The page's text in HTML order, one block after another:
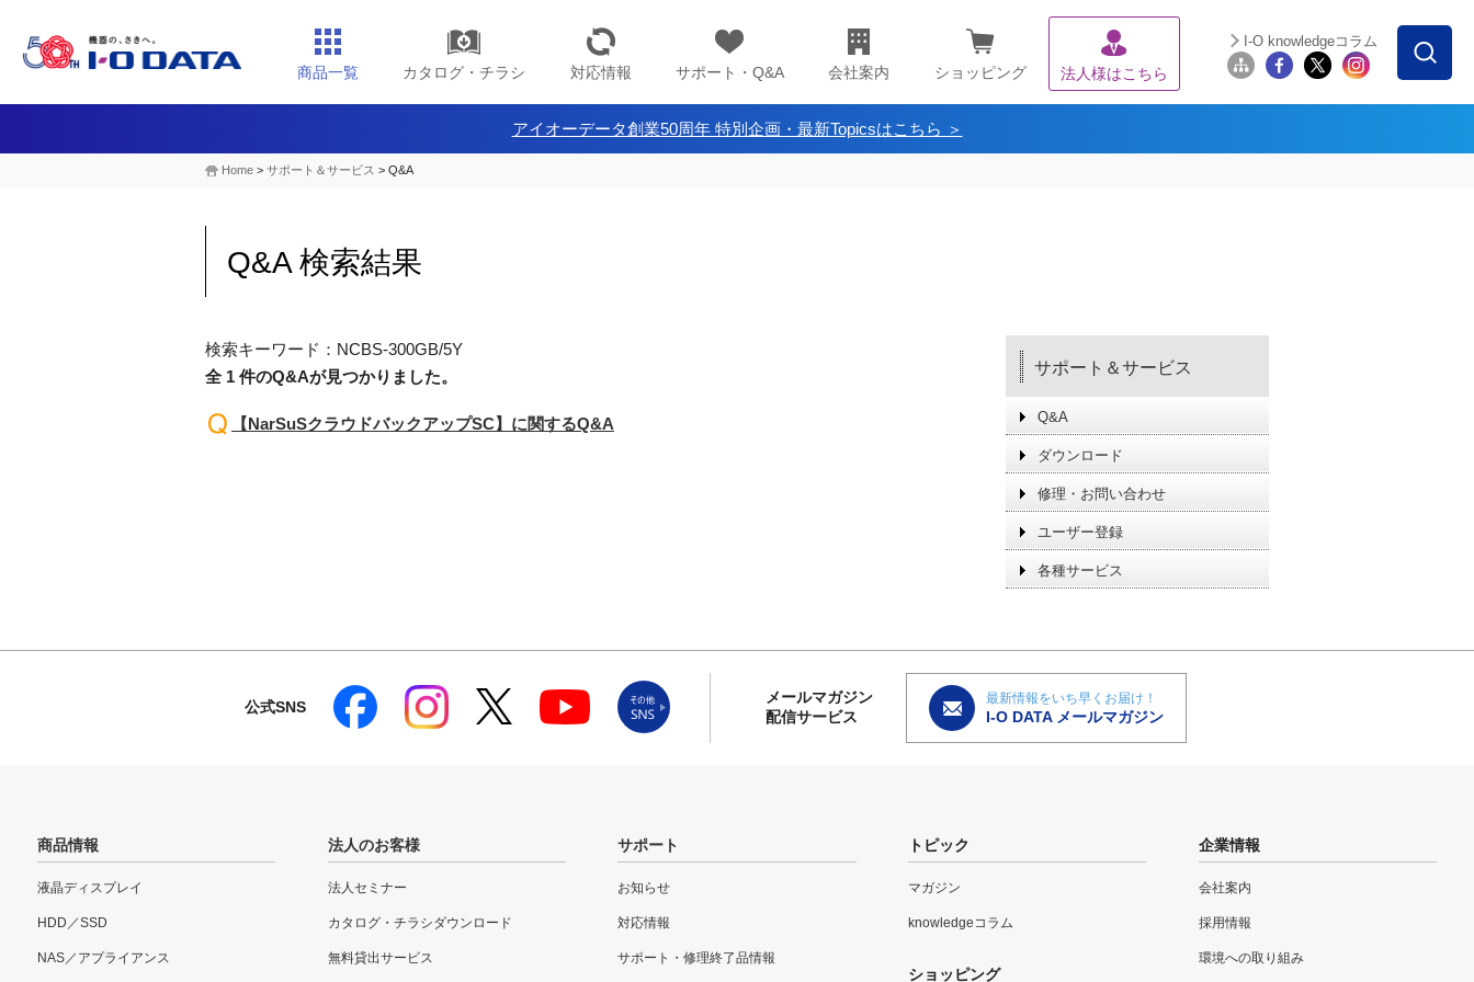
商品一覧 カタログ・チラシ 対応情報 サポート・Q&A 会社案内 ショッピング 法人様はこちら
I-O knowledgeコラム
アイオーデータ創業50周年 特別企画・最新Topicsはこちら ＞
Home > サポート＆サービス > Q&A
Q&A 検索結果
検索キーワード：NCBS-300GB/5Y
全 1 件のQ&Aが見つかりました。
【NarSuSクラウドバックアップSC】に関するQ&A
サポート＆サービス
Q&A
ダウンロード
修理・お問い合わせ
ユーザー登録
各種サービス
公式SNS
メールマガジン
配信サービス
最新情報をいち早くお届け！
I-O DATA メールマガジン
商品情報
液晶ディスプレイ
HDD／SSD
NAS／アプライアンス
法人のお客様
法人セミナー
カタログ・チラシダウンロード
無料貸出サービス
サポート
お知らせ
対応情報
サポート・修理終了品情報
トピック
マガジン
knowledgeコラム
ショッピング
企業情報
会社案内
採用情報
環境への取り組み